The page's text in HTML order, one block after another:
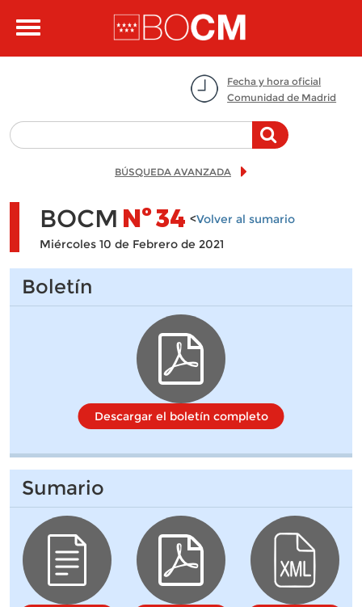
Toggle
Fecha y hora oficial
Comunidad de Madrid
BÚSQUEDA AVANZADA
BOCM Nº34 <Volver al sumario
Miércoles 10 de Febrero de 2021
Boletín
Descargar el boletín completo
Sumario